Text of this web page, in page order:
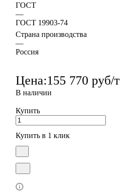
ГОСТ
—
ГОСТ 19903-74
Страна производства
—
Россия
Цена:155 770 руб/т
В наличии
Купить
Купить в 1 клик